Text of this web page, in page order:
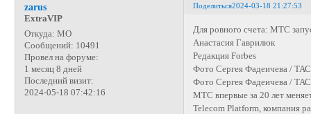
Поделиться2024-03-18 21:27:53
zarus
ExtraVIP
Откуда: МО
Сообщений: 10491
Провел на форуме:
1 месяц 8 дней
Последний визит:
2024-05-18 07:42:16
Для ровного счета: МТС
Анастасия Гаврилюк
Редакция Forbes
Фото Сергея Фадеичева /
Фото Сергея Фадеичева /
МТС впервые за 20 лет
Telecom Platform, компания